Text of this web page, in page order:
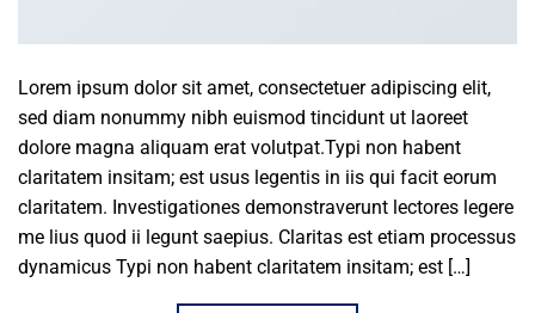
Lorem ipsum dolor sit amet, consectetuer adipiscing elit,
sed diam nonummy nibh euismod tincidunt ut laoreet
dolore magna aliquam erat volutpat.Typi non habent
claritatem insitam; est usus legentis in iis qui facit eorum
claritatem. Investigationes demonstraverunt lectores legere
me lius quod ii legunt saepius. Claritas est etiam processus
dynamicus Typi non habent claritatem insitam; est […]